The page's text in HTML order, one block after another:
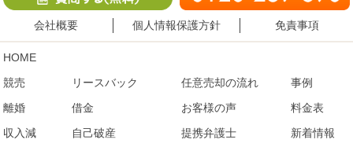
会社概要 個人情報保護方針 免責事項
HOME
競売 リースバック 任意売却の流れ 事例
離婚 借金 お客様の声 料金表
収入減 自己破産 提携弁護士 新着情報